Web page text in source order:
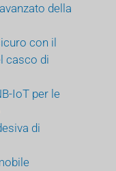
della
con il
casco di
IoT per le
di